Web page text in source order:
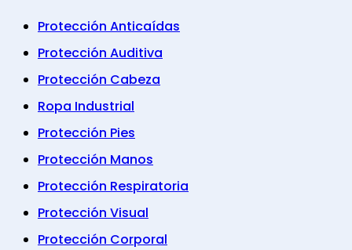
Protección Anticaídas
Protección Auditiva
Protección Cabeza
Ropa Industrial
Protección Pies
Protección Manos
Protección Respiratoria
Protección Visual
Protección Corporal